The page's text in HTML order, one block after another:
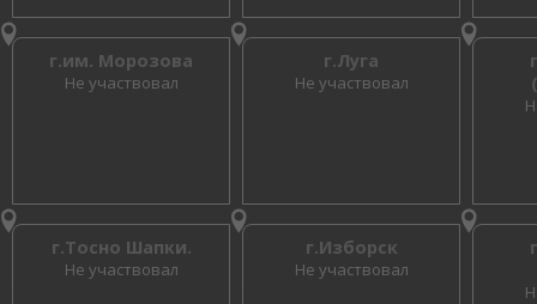
г.им. Морозова
Не участвовал
г.Луга
Не участвовал
г.Тосно Шапки.
Не участвовал
г.Изборск
Не участвовал